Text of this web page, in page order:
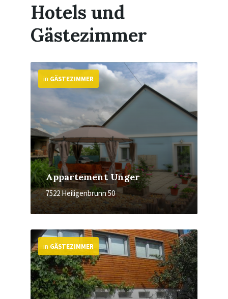
Hotels und
Gästezimmer
in GÄSTEZIMMER
Appartement Unger
7522 Heiligenbrunn 50
More
in GÄSTEZIMMER
More